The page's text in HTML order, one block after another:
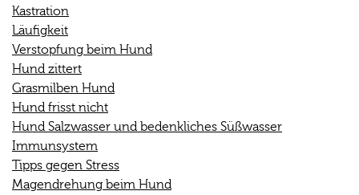
Kastration
Läufigkeit
Verstopfung beim Hund
Hund zittert
Grasmilben Hund
Hund frisst nicht
Hund Salzwasser und bedenkliches Süßwasser
Immunsystem
Tipps gegen Stress
Magendrehung beim Hund